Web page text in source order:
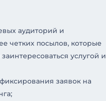
аудиторий и
четких посылов, которые
услугой и
заявок на